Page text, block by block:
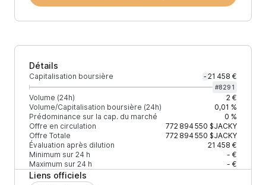
Détails
Capitalisation boursière - 21 458 €
#8291
Volume (24h)
2 €
Volume/Capitalisation boursière (24h)
0,01 %
Prédominance sur la cap. du marché
0 %
Offre en circulation
772 894 550 $JACKY
Offre Totale
772 894 550 $JACKY
Évaluation après dilution
21 458 €
Minimum sur 24 h
- €
Maximum sur 24 h
- €
Liens officiels